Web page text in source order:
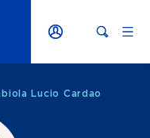
Lucio Cardao